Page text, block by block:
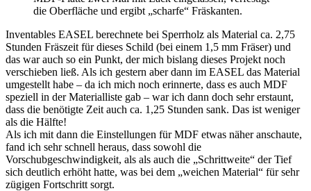
die Oberfläche und ergibt „scharfe“ Fräskanten.
Inventables EASEL berechnete bei Sperrholz als Material ca. 2,75
Stunden Fräszeit für dieses Schild (bei einem 1,5 mm Fräser) und
das war auch so ein Punkt, der mich bislang dieses Projekt noch
verschieben ließ. Als ich gestern aber dann im EASEL das Material
umgestellt habe – da ich mich noch erinnerte, dass es auch MDF
speziell in der Materialliste gab – war ich dann doch sehr erstaunt,
dass die benötigte Zeit auch ca. 1,25 Stunden sank. Das ist weniger
als die Hälfte!
Als ich mit dann die Einstellungen für MDF etwas näher anschaute,
fand ich sehr schnell heraus, dass sowohl die
Vorschubgeschwindigkeit, als als auch die „Schrittweite“ der Tief
sich deutlich erhöht hatte, was bei dem „weichen Material“ für sehr
zügigen Fortschritt sorgt.